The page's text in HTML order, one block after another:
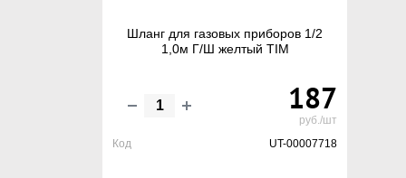
Шланг для газовых приборов 1/2
1,0м Г/Ш желтый TIM
187
руб./шт
Код
UT-00007718